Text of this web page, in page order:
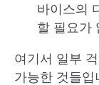
바이스의
할 필요가
여기서 일부
가능한 것들입